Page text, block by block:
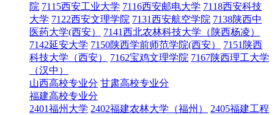
院 7115西安工业大学 7116西安邮电大学 7118西安科技
大学 7122西安文理学院 7131西安航空学院 7138陕西中
医药大学(西安）
7141西北农林科技大学（陕西杨凌）
7142延安大学 7150陕西学前师范学院(西安）
7151陕西
科技大学（西安）
7162宝鸡文理学院 7167陕西理工大学
（汉中）
山西高校专业分 甘肃高校专业分
福建高校专业分
2401福州大学 2402福建农林大学（福州）
2405福建工程